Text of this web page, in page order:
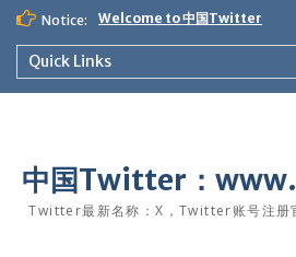
Skip
content
Notice: Welcome to 中国Twitter
Quick Links
中国Twitter：
Twitter最新名称：X，Twitter账号注